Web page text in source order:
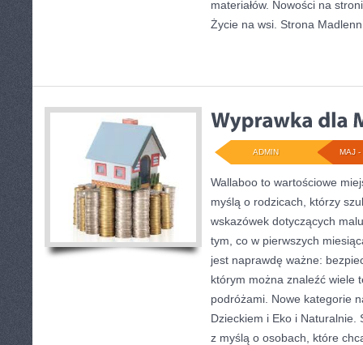
materiałów. Nowości na
Życie na wsi. Strona
MAJ -
ADMIN
Wallaboo to wartościowe
myślą o rodzicach, którzy
wskazówek dotyczących
tym, co w pierwszych
jest naprawdę ważne:
którym można znaleźć wiele
podróżami. Nowe kategorie
Dzieckiem i Eko i Naturalnie.
z myślą o osobach, które